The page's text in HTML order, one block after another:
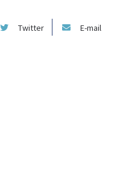
Twitter E-mail